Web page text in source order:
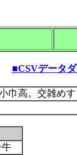
■CSVデータ
巾高。交雑め